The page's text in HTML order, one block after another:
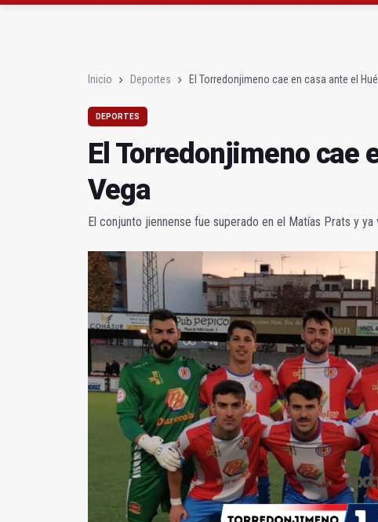
Inicio Deportes El Torredonjimeno cae en casa ante el
DEPORTES
El Torredonjimeno cae
Vega
El conjunto jiennense fue superado en el Matías Prats y